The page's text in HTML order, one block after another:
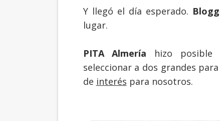
Y llegó el día esperado.
lugar.
PITA Almería hizo posible
seleccionar a dos grandes
de interés para nosotros.